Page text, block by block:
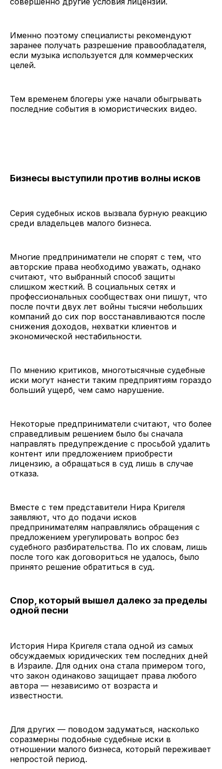
Именно поэтому специалисты рекомендуют
заранее получать разрешение правообладателя,
если музыка используется для коммерческих
целей.
Тем временем блогеры уже начали обыгрывать
последние события в юмористических видео.
Бизнесы выступили против волны исков
Серия судебных исков вызвала бурную реакцию
среди владельцев малого бизнеса.
Многие предприниматели не спорят с тем, что
авторские права необходимо уважать, однако
считают, что выбранный способ защиты
слишком жесткий. В социальных сетях и
профессиональных сообществах они пишут, что
после почти двух лет войны тысячи небольших
компаний до сих пор восстанавливаются после
снижения доходов, нехватки клиентов и
экономической нестабильности.
По мнению критиков, многотысячные судебные
иски могут нанести таким предприятиям гораздо
больший ущерб, чем само нарушение.
Некоторые предприниматели считают, что более
справедливым решением было бы сначала
направлять предупреждение с просьбой удалить
контент или предложением приобрести
лицензию, а обращаться в суд лишь в случае
отказа.
Вместе с тем представители Нира Кригеля
заявляют, что до подачи исков
предпринимателям направлялись обращения с
предложением урегулировать вопрос без
судебного разбирательства. По их словам, лишь
после того как договориться не удалось, было
принято решение обратиться в суд.
Спор, который вышел далеко за пределы
одной песни
История Нира Кригеля стала одной из самых
обсуждаемых юридических тем последних дней
в Израиле. Для одних она стала примером того,
что закон одинаково защищает права любого
автора — независимо от возраста и
известности.
Для других — поводом задуматься, насколько
соразмерны подобные судебные иски в
отношении малого бизнеса, который переживает
непростой период.